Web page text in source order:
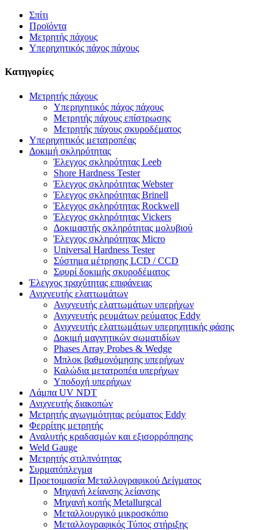
Σπίτι
Προϊόντα
Μετρητής πάχους
Υπερηχητικός πάχος πάχους
Κατηγορίες
Μετρητής πάχους
Υπερηχητικός πάχος πάχους
Μετρητής πάχους επίστρωσης
Μετρητής πάχους σκυροδέματος
Υπερηχητικός μετατροπέας
Δοκιμή σκληρότητας
Έλεγχος σκληρότητας Leeb
Shore Hardness Tester
Έλεγχος σκληρότητας Webster
Έλεγχος σκληρότητας Brinell
Έλεγχος σκληρότητας Rockwell
Έλεγχος σκληρότητας Vickers
Δοκιμαστής σκληρότητας μολυβιού
Έλεγχος σκληρότητας Micro
Universal Hardness Tester
Σύστημα μέτρησης LCD / CCD
Σφυρί δοκιμής σκυροδέματος
Έλεγχος τραχύτητας επιφάνειας
Ανιχνευτής ελαττωμάτων
Ανιχνευτής ελαττωμάτων υπερήχων
Ανιχνευτής ρευμάτων ρεύματος Eddy
Ανιχνευτής ελαττωμάτων υπερηχητικής φάσης
Δοκιμή μαγνητικών σωματιδίων
Phases Array Probes & Wedge
Μπλοκ βαθμονόμησης υπερήχων
Καλώδια μετατροπέα υπερήχων
Υποδοχή υπερήχων
Λάμπα UV NDT
Ανιχνευτής διακοπών
Μετρητής αγωγιμότητας ρεύματος Eddy
Φερρίτης μετρητής
Αναλυτής κραδασμών και εξισορρόπησης
Weld Gauge
Μετρητής στιλπνότητας
Συρματόπλεγμα
Προετοιμασία Μεταλλογραφικού Δείγματος
Μηχανή λείανσης λείανσης
Μηχανή κοπής Metallurgcal
Μεταλλουργικό μικροσκόπιο
Μεταλλογραφικός Τύπος στήριξης